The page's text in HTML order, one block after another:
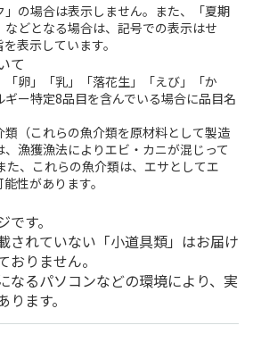
の場合は表示しません。また、「夏期
どとなる場合は、記号での表示はせ
表示しています。
て
卵」「乳」「落花生」「えび」「か
ー特定8品目を含んでいる場合に品目名
（これらの魚介類を原材料として製造
漁獲漁法によりエビ・カニが混じって
た、これらの魚介類は、エサとしてエ
性があります。
す。
されていない「小道具類」はお届け
おりません。
なるパソコンなどの環境により、実
ます。